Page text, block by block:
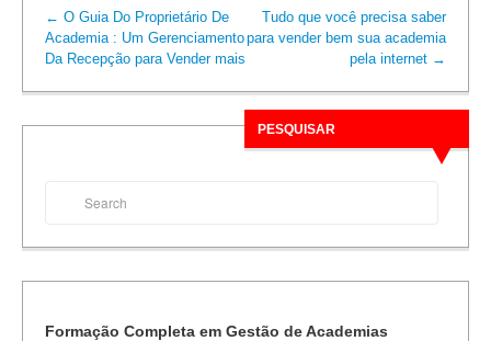
← O Guia Do Proprietário De
Academia : Um Gerenciamento
Da Recepção para Vender mais
Tudo que você precisa saber
para vender bem sua academia
pela internet →
PESQUISAR
Formação Completa em Gestão de Academias